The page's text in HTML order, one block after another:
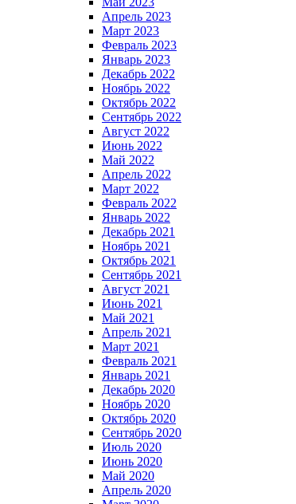
Апрель 2023
Март 2023
Февраль 2023
Январь 2023
Декабрь 2022
Ноябрь 2022
Октябрь 2022
Сентябрь 2022
Август 2022
Июнь 2022
Май 2022
Апрель 2022
Март 2022
Февраль 2022
Январь 2022
Декабрь 2021
Ноябрь 2021
Октябрь 2021
Сентябрь 2021
Август 2021
Июнь 2021
Май 2021
Апрель 2021
Март 2021
Февраль 2021
Январь 2021
Декабрь 2020
Ноябрь 2020
Октябрь 2020
Сентябрь 2020
Июль 2020
Июнь 2020
Май 2020
Апрель 2020